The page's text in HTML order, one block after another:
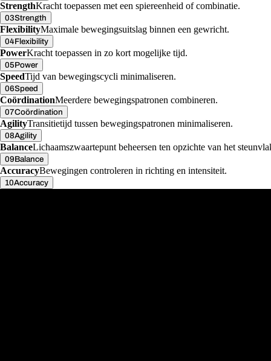
StrengthKracht toepassen met een spiereenheid of combinatie.
03Strength
FlexibilityMaximale bewegingsuitslag binnen een gewricht.
04Flexibility
PowerKracht toepassen in zo kort mogelijke tijd.
05Power
SpeedTijd van bewegingscycli minimaliseren.
06Speed
CoördinationMeerdere bewegingspatronen combineren.
07Coördination
AgilityTransitietijd tussen bewegingspatronen minimaliseren.
08Agility
BalanceLichaamszwaartepunt beheersen ten opzichte van het
09Balance
AccuracyBewegingen controleren in richting en intensiteit.
10Accuracy